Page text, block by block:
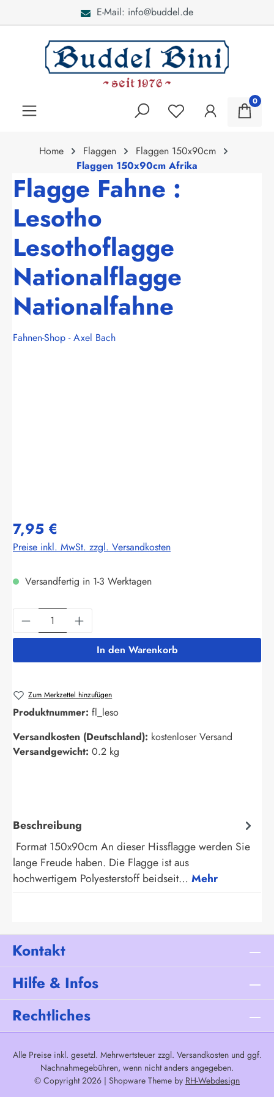
E-Mail: info@buddel.de
0
Home Flaggen
Flaggen 150x90cm
Flaggen 150x90cm Afrika
Flagge Fahne :
Lesotho
Lesothoflagge
Nationalflagge
Nationalfahne
Fahnen-Shop - Axel Bach
7,95 €
Preise inkl. MwSt. zzgl. Versandkosten
Versandfertig in 1-3 Werktagen
Produkt Anzahl: Gib den gewünschten
In den Warenkorb
Zum Merkzettel hinzufügen
Produktnummer: fl_leso
Versandkosten (Deutschland): kostenloser Versand
Versandgewicht: 0.2 kg
Beschreibung
Format 150x90cm An dieser Hissflagge werden Sie
lange Freude haben. Die Flagge ist aus
hochwertigem Polyesterstoff beidseit… Mehr
Kontakt
Hilfe & Infos
Rechtliches
Alle Preise inkl. gesetzl. Mehrwertsteuer zzgl. Versandkostenund ggf.
Nachnahmegebühren, wenn nicht anders angegeben.
© Copyright 2026 | Shopware Theme by RH-Webdesign